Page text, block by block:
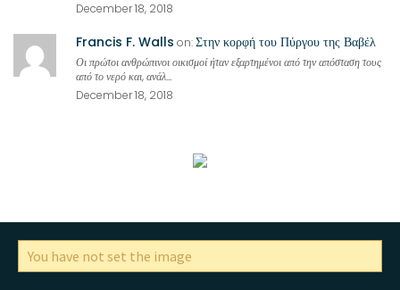
December 18, 2018
Francis F. Walls on:Στην κορφή του Πύργου της Βαβέλ
Οι πρώτοι ανθρώπινοι οικισμοί ήταν εξαρτημένοι από την απόσταση τους
από το νερό και, ανάλ...
December 18, 2018
You have not set the image